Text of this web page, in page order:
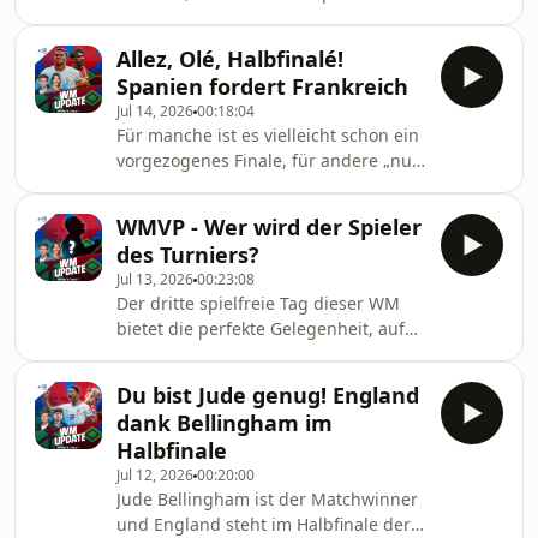
grenzenlosen Jubel bei den Fans.
England unter Trainer Thomas Tuchel
hingegen muss den Traum vom
Herausgekommen ist aber eine
erstaunlich einseitige Partie, an deren
Ende Spanien mühelos ins Finale
einzieht. Das spanische Uhrwerk ist
also weiter voll in Takt, während die
französische Mannschaft voller
Ausnahmespieler im entscheidenden
Moment enttäuscht. Anne und C
Allez, Olé, Halbfinalé!
Spanien fordert Frankreich
Jul 14, 202600:18:04
Für manche ist es vielleicht schon ein
vorgezogenes Finale, für andere „nur“
Frankreich duellieren sich im
Halbfinale zwei der Top-Favoriten.
Sportschau-Reporterin Stephanie
Baczyk meldet sich aus dem Spielort
Dallas und berichtet unter anderem
davon, welchen Eindruck sie den
Pressekonferenzen von den beiden
Trainern, Didier Deschamps
WMVP - Wer wird der Spieler
des Turniers?
Jul 13, 202600:23:08
Der dritte spielfreie Tag dieser WM
bietet die perfekte Gelegenheit, auf
zuvor haben bei einer
Weltmeisterschaft so viele
Ausnahmespieler gleichzeitig ihr
absolutes Topniveau erreicht. Ein
Blick auf die Torjägerliste zeigt
eindrucksvoll, wie wichtig Kylian
Du bist Jude genug! England
dank Bellingham im
Halbfinale
Jul 12, 202600:20:00
Jude Bellingham ist der Matchwinner
und England steht im Halbfinale der